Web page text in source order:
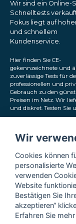
Wir sind ein Online-
Schnelltests
Fokus liegt auf
und schnellem
Kundenservice.
Hier finden Sie CE-
gekennzeichnete und
zuverlässige Tests für
professionellen und
Gebrauch zu den
Preisen im Netz. Wir
und diskret. Testen Sie
sozialen Medien
Wir
Cookies können
personalisierte
verwenden
Website
Bestätigen Sie
akzeptieren“
Erfahren Sie